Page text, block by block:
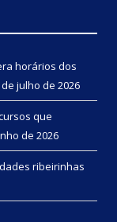
horários dos
de julho de 2026
que
de 2026
ribeirinhas